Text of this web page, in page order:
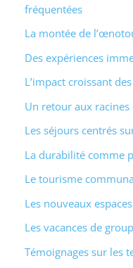
fréquentées
La montée de
Des expériences
L’impact croissant
Un retour aux
Les séjours centrés
La durabilité comme
Le tourisme
Les nouveaux
Les vacances de
Témoignages sur les